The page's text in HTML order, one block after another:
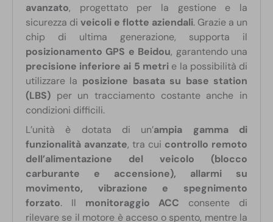
avanzato, progettato per la gestione e la
sicurezza di veicoli e flotte aziendali. Grazie a un
chip di ultima generazione, supporta il
posizionamento GPS e Beidou, garantendo una
precisione inferiore ai 5 metri e la possibilità di
utilizzare la posizione basata su base station
(LBS)per un tracciamento costante anche in
condizioni difficili.
L’unità è dotata di un’ampia gamma di
funzionalità avanzate, tra cui controllo remoto
dell’alimentazione del veicolo (blocco
carburante e accensione), allarmi su
movimento, vibrazione e spegnimento
forzato. Il monitoraggio ACC consente di
rilevare se il motore è acceso o spento, mentre la